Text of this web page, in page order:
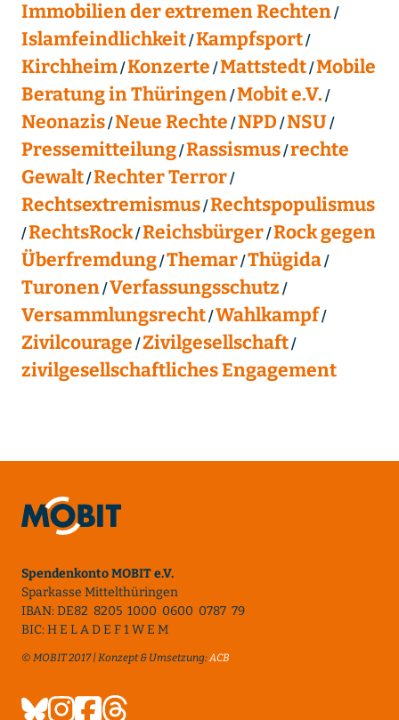
Immobilien der extremen Rechten
Islamfeindlichkeit Kampfsport
Kirchheim Konzerte Mattstedt Mobile
Beratung in Thüringen Mobit e.V.
Neonazis Neue Rechte NPD NSU
Pressemitteilung Rassismus rechte
Gewalt Rechter Terror
Rechtsextremismus Rechtspopulismus
RechtsRock Reichsbürger Rock gegen
Überfremdung Themar Thügida
Turonen Verfassungsschutz
Versammlungsrecht Wahlkampf
Zivilcourage Zivilgesellschaft
zivilgesellschaftliches Engagement
Spendenkonto MOBIT e.V.
Sparkasse Mittelthüringen
IBAN: DE82 8205 1000 0600 0787 79
BIC: H E L A D E F 1 W E M
© MOBIT 2017 | Konzept & Umsetzung:ACB